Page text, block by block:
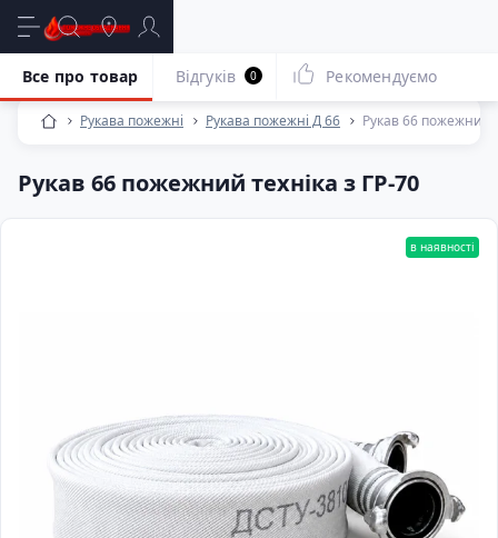
Рукава пожежні Рукава пожежні Д 66 Рукав 66 пожежний
Рукав 66 пожежний техніка з ГР-70
Все про товар Відгуків 0 Рекомендуємо
в наявності